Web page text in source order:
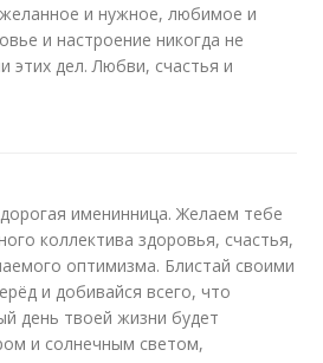
и нужное, любимое и
и настроение никогда не
этих дел. Любви, счастья и
именинница. Желаем тебе
коллектива здоровья, счастья,
оптимизма. Блистай своими
и добивайся всего, что
день твоей жизни будет
и солнечным светом,